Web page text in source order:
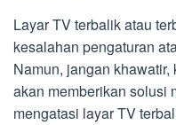
Layar TV terbalik atau
kesalahan pengaturan
Namun, jangan
akan memberikan solusi
mengatasi layar TV